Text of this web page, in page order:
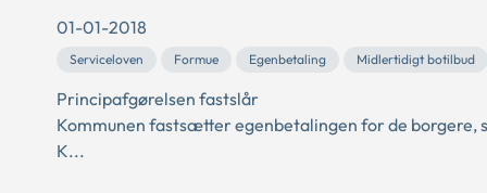
01-01-2018
Serviceloven Formue Egenbetaling Midlertidigt botilbud
Principafgørelsen fastslår
Kommunen fastsætter egenbetalingen for de
K...